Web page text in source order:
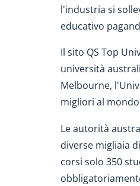
l'industria si
educativo
Il sito QS Top
università
Melbourne,
migliori al
Le autorità
diverse migliaia
corsi solo 350